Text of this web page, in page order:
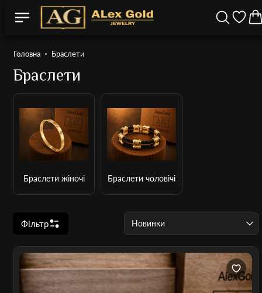
Головна Браслети
Браслети
Браслети жіночі Браслети чоловічі
Фільтр Новинки